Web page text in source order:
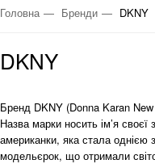
Головна Бренди DKNY
DKNY
Бренд DKNY (Donna Karan
Назва марки носить ім’я
американки, яка стала однією
модельєрок, що отримали